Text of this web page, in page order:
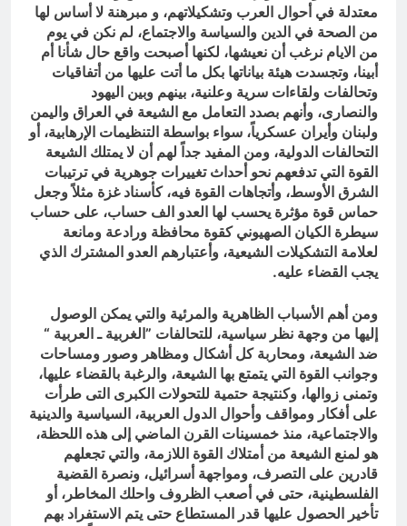
معتدلة في أحوال العرب وتشكيلاتهم، و مبرهنة لا أساس لها
من الصحة في الدين والسياسة والاجتماع، لم نكن في يوم
من الايام نرغب أن نعيشها، لكنها أصبحت واقع حال شأنا أم
أبينا، وتجسدت هيئة بياناتها بكل ما أتت عليها من أتفاقيات
وتحالفات ولقاءات سرية وعلنية، بينهم وبين اليهود
والنصارى، وأنهم بصدد التعامل مع الشيعة في العراق واليمن
ولبنان وأيران عسكرياً، سواء بواسطة التنظيمات الإرهابية، أو
التحالفات الدولية، ومن المفيد جداً لهم أن لا يمتلك الشيعة
القوة التي تدفعهم نحو أحداث تغييرات جوهرية في ترتيبات
الشرق الأوسط، وأتجاهات القوة فيه، كأسناد غزة مثلاً وجعل
حماس قوة مؤثرة يحسب لها العدو الف حساب، على حساب
سيطرة الكيان الصهيوني كقوة محافظة ورادعة ومانعة
لعلامة التشكيلات الشيعية، وأعتبارهم العدو المشترك الذي
يجب القضاء عليه.
ومن أهم الأسباب الظاهرية والمرئية والتي يمكن الوصول
إليها من وجهة نظر سياسية، للتحالفات ”الغربية ـ العربية “
ضد الشيعة، ومحاربة كل أشكال ومظاهر وصور ومساحات
وجوانب القوة التي يتمتع بها الشيعة، والرغبة بالقضاء عليها،
وتمنى زوالها، وكنتيجة حتمية للتحولات الكبرى التى طرأت
على أفكار ومواقف وأحوال الدول العربية، السياسية والدينية
والاجتماعية، منذ خمسينات القرن الماضي إلى هذه اللحظة،
هو لمنع الشيعة من أمتلاك القوة اللازمة، والتي تجعلهم
قادرين على التصرف، ومواجهة أسرائيل، ونصرة القضية
الفلسطينية، حتى في أصعب الظروف واحلك المخاطر، أو
تأخير الحصول عليها قدر المستطاع حتى يتم الاستفراد بهم